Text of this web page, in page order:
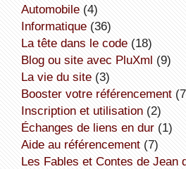
Automobile(4)
informatique(36)
la tête dans le code(18)
Blog ou site avec PluXml (9)
la vie du site(3)
booster votre référencement
inscription et utilisation(2)
échanges de liens en dur(1)
aide au référencement(7)
Les Fables et Contes de Jean